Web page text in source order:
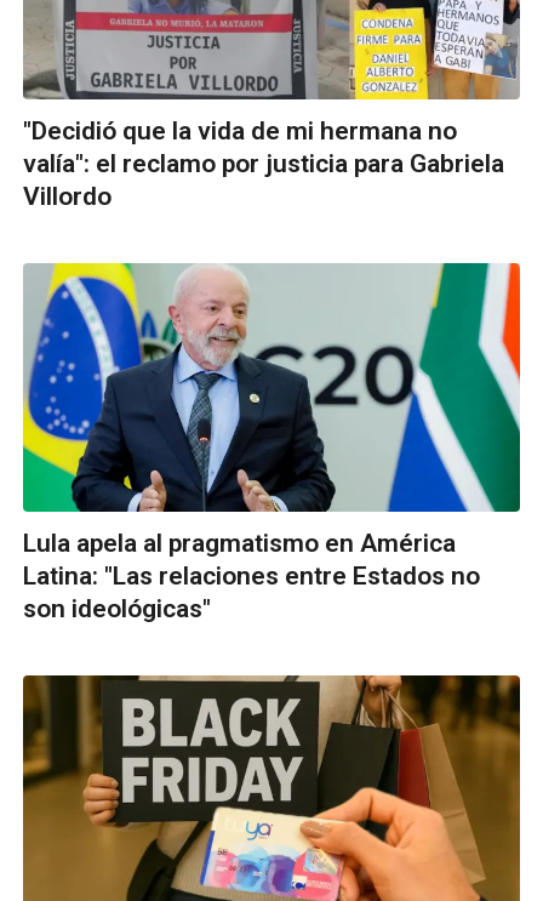
"Decidió que la vida de mi hermana no
valía": el reclamo por justicia para Gabriela
Villordo
Lula apela al pragmatismo en América
Latina: "Las relaciones entre Estados no
son ideológicas"